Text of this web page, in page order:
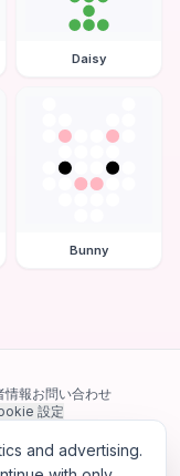
Daisy
Bunny
情報お問い合わせ
設定
トワークを利用してい
ーソナライズ広告を配信
and advertising.